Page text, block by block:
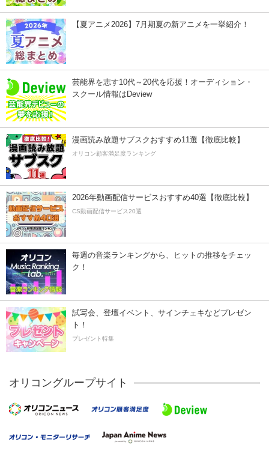
【夏アニメ2026】7月期夏の新アニメを一挙紹介！
芸能界を志す10代～20代を応援！オーディション・
スクール情報はDeview
漫画読み放題サブスクおすすめ11選【徹底比較】
オリコン顧客満足度ランキング
2026年動画配信サービスおすすめ40選【徹底比較】
CS動画配信サービス20選
毎週の音楽ランキングから、ヒットの推移をチェッ
ク！
試写会、登壇イベント、サインチェキなどプレゼン
ト！
プレゼント特集
オリコングループサイト